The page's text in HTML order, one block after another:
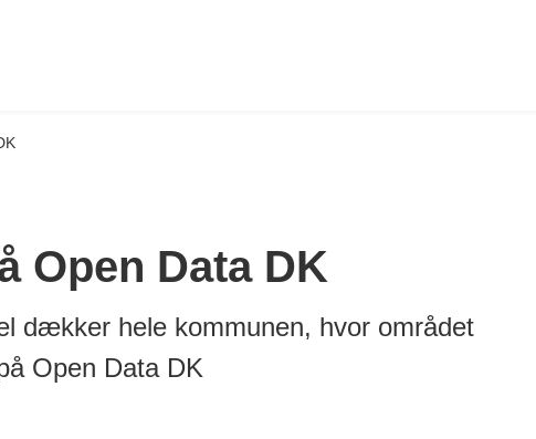
Open Data DK
dækker hele kommunen, hvor området
Open Data DK